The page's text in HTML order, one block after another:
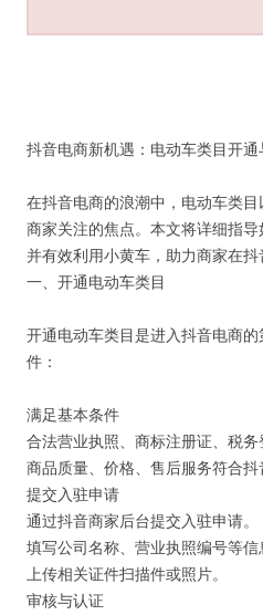
抖音电商新机遇：电动车类目开
在抖音电商的浪潮中，电动车类
商家关注的焦点。本文将详细指
并有效利用小黄车，助力商家在抖
一、开通电动车类目
开通电动车类目是进入抖音电商
件：
满足基本条件
合法营业执照、商标注册证、税务
商品质量、价格、售后服务符合抖
提交入驻申请
通过抖音商家后台提交入驻申请。
填写公司名称、营业执照编号等信
上传相关证件扫描件或照片。
审核与认证